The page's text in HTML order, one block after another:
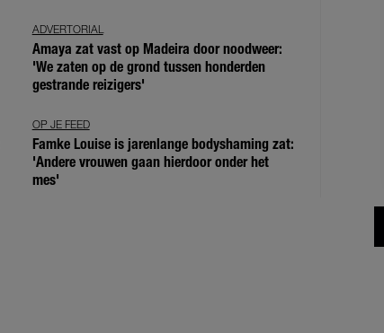
ADVERTORIAL
Amaya zat vast op Madeira door noodweer:
'We zaten op de grond tussen honderden
gestrande reizigers'
OP JE FEED
Famke Louise is jarenlange bodyshaming zat:
'Andere vrouwen gaan hierdoor onder het
mes'